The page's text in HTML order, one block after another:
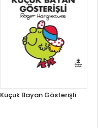
Küçük Bayan Gösterişli